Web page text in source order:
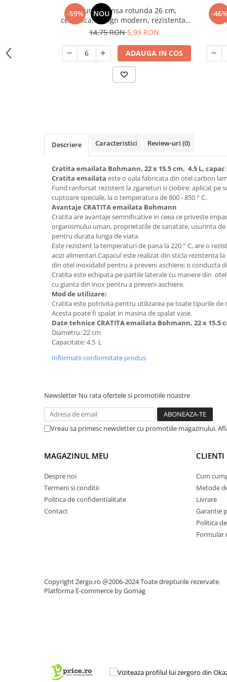
Paie si decoratiuni cocktail
Platouri si tavi servire
Scurgator vase
Seturi ustensile pentru bucatarie
Site bucatarie
Suport tacamuri
Suporturi si servetele
Tacamuri si seturi
Taietoare manuale
Termosuri si cani termos
Tigai si seturi
Tirbusoane si dopuri
Tocatoare de bucatarie
Vesela unica folosinta
Odorizant toaleta
Organizare si depozitare
Saci Menajeri
Silicon, spume si solutii tehnice
Solutii desfundat tevi
Solutii intretinere textile
Solutii suprafete baie
Solutii suprafete bucatarie
Spalare si intretinere rufe
Suporturi si accesorii de baie
Uscatoare de rufe
-59% NOU
Farfurie intinsa rotunda 26 cm,
ceramica, design modern, rezistenta,
usor de curatat
14,75 RON5,99 RON
ADAUGA IN COS
-
Descriere Caracteristici Review-uri (0)
Cratita emailata Bohmann, 22 x 15.5 cm, 4.5 L, capac
Cratita emailata este o oala fabricata din otel carbon
Fund ranforsat rezistent la zgarieturi si ciobire: aplicat pe
cuptoare speciale, la o temperatura de 800 - 850 ° C.
Avantaje CRATITA emailata Bohmann
Cratita are avantaje semnificative in ceea ce priveste
organismului uman, proprietatile de sanatate, usurinta
pentru durata lunga de viata.
Este rezistent la temperaturi de pana la 220 ° C, are o
acizi alimentari.Capacul este realizat din sticla rezistenta
din otel inoxidabil pentru a preveni aschiere; o conducta
Cratita este echipata pe partile laterale cu manere din
cu gianta din inox pentru a preveni aschiere.
Mod de utilizare:
Cratita este potrivita pentru utilizarea pe toate tipurile de
Acesta poate fi spalat in masina de spalat vase.
Date tehnice CRATITAemailata Bohmann, 22 x 15.5
Diametru: 22 cm
Capacitate: 4.5 L
Informatii conformitate produs
Newsletter Nu rata ofertele si promotiile noastre
Vreau sa primesc newsletter cu promotiile magazinului.
MAGAZINUL MEU
Despre noi
Termeni si conditii
Politica de confidentialitate
Contact
CLIENTI
Cum
Metode
Livrare
Garantie
Politica
Formular
Copyright Zergo.ro @2006-2024 Toate drepturile rezervate.
Platforma E-commerce by Gomag